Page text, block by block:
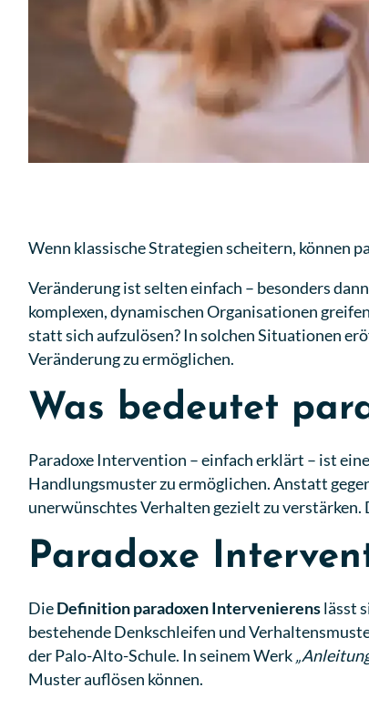
Wenn klassische Strategien scheitern, können
Veränderung ist selten einfach – besonders
komplexen, dynamischen Organisationen
statt sich aufzulösen? In solchen Situationen
Veränderung zu ermöglichen.
Was bedeutet
Paradoxe Intervention – einfach erklärt – ist
Handlungsmuster zu ermöglichen. Anstatt
unerwünschtes Verhalten gezielt zu
Paradoxe
DieDefinition paradoxen Intervenierenslässt
bestehende Denkschleifen und
der Palo-Alto-Schule. In seinem Werk
Muster auflösen können.